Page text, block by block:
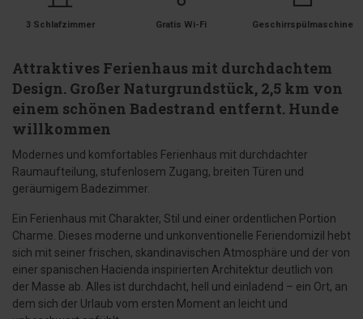
3 Schlafzimmer Gratis Wi-Fi Geschirrspülmaschine
Attraktives Ferienhaus mit durchdachtem
Design. Großer Naturgrundstück, 2,5 km von
einem schönen Badestrand entfernt. Hunde
willkommen
Modernes und komfortables Ferienhaus mit durchdachter
Raumaufteilung, stufenlosem Zugang, breiten Türen und
geräumigem Badezimmer.
Ein Ferienhaus mit Charakter, Stil und einer ordentlichen Portion
Charme. Dieses moderne und unkonventionelle Feriendomizil hebt
sich mit seiner frischen, skandinavischen Atmosphäre und der von
einer spanischen Hacienda inspirierten Architektur deutlich von
der Masse ab. Alles ist durchdacht, hell und einladend – ein Ort, an
dem sich der Urlaub vom ersten Moment an leicht und